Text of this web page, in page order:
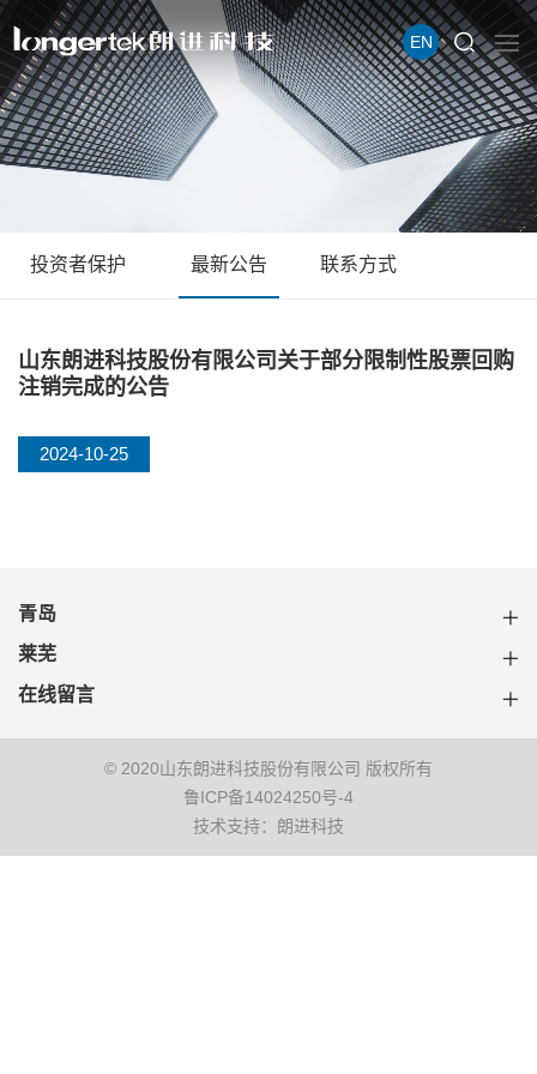
EN
投资者保护 最新公告 联系方式
山东朗进科技股份有限公司关于部分限制性股票回购
注销完成的公告
2024-10-25
青岛
莱芜
在线留言
© 2020山东朗进科技股份有限公司 版权所有
鲁ICP备14024250号-4
技术支持：朗进科技